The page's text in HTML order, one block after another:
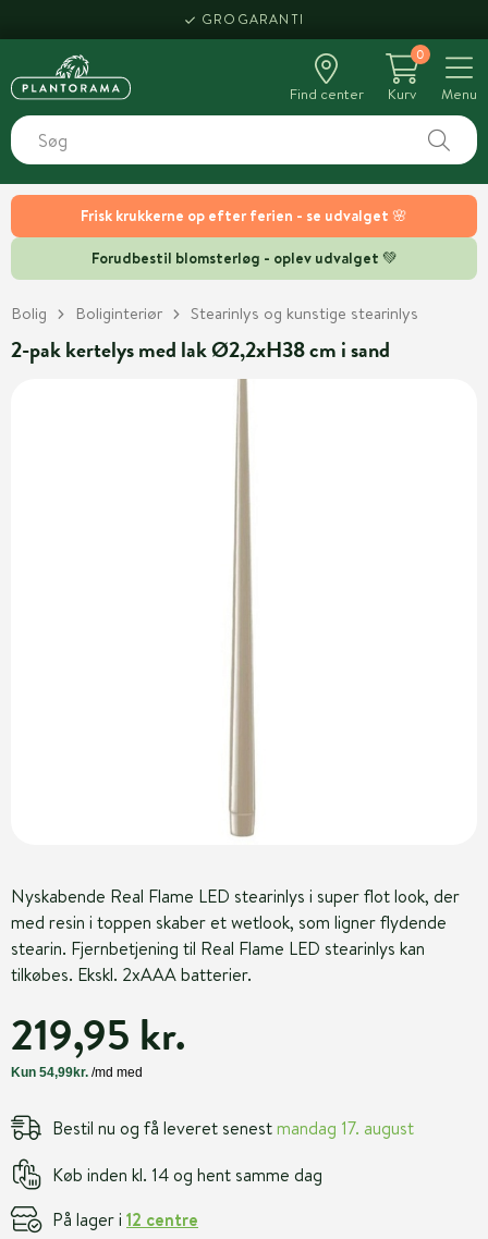
Frisk krukkerne op efter ferien - se udvalget 🌸
Forudbestil blomsterløg - oplev udvalget 💚
GROGARANTI
Find center
0
Kurv
Menu
Bolig Boliginteriør Stearinlys og kunstige stearinlys
2-pak kertelys med lak Ø2,2xH38 cm i sand
Nyskabende Real Flame LED stearinlys i super flot look, der
med resin i toppen skaber et wetlook, som ligner flydende
stearin. Fjernbetjening til Real Flame LED stearinlys kan
tilkøbes. Ekskl. 2xAAA batterier.
219,95 kr.
Bestil nu og få leveret senestmandag 17. august
Køb inden kl. 14 og hent samme dag
På lager i 12 centre